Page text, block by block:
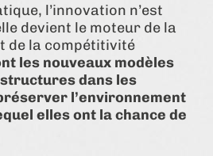
l’innovation n’est
devient le moteur de la
de la compétitivité
les nouveaux modèles
dans les
l’environnement
elles ont la chance de